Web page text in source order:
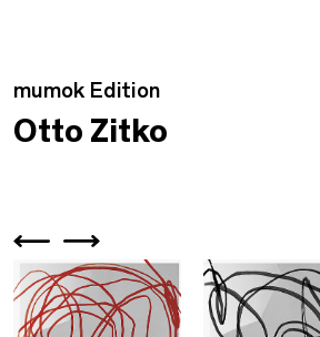
Edition Detail
mumok Edition
Otto Zitko